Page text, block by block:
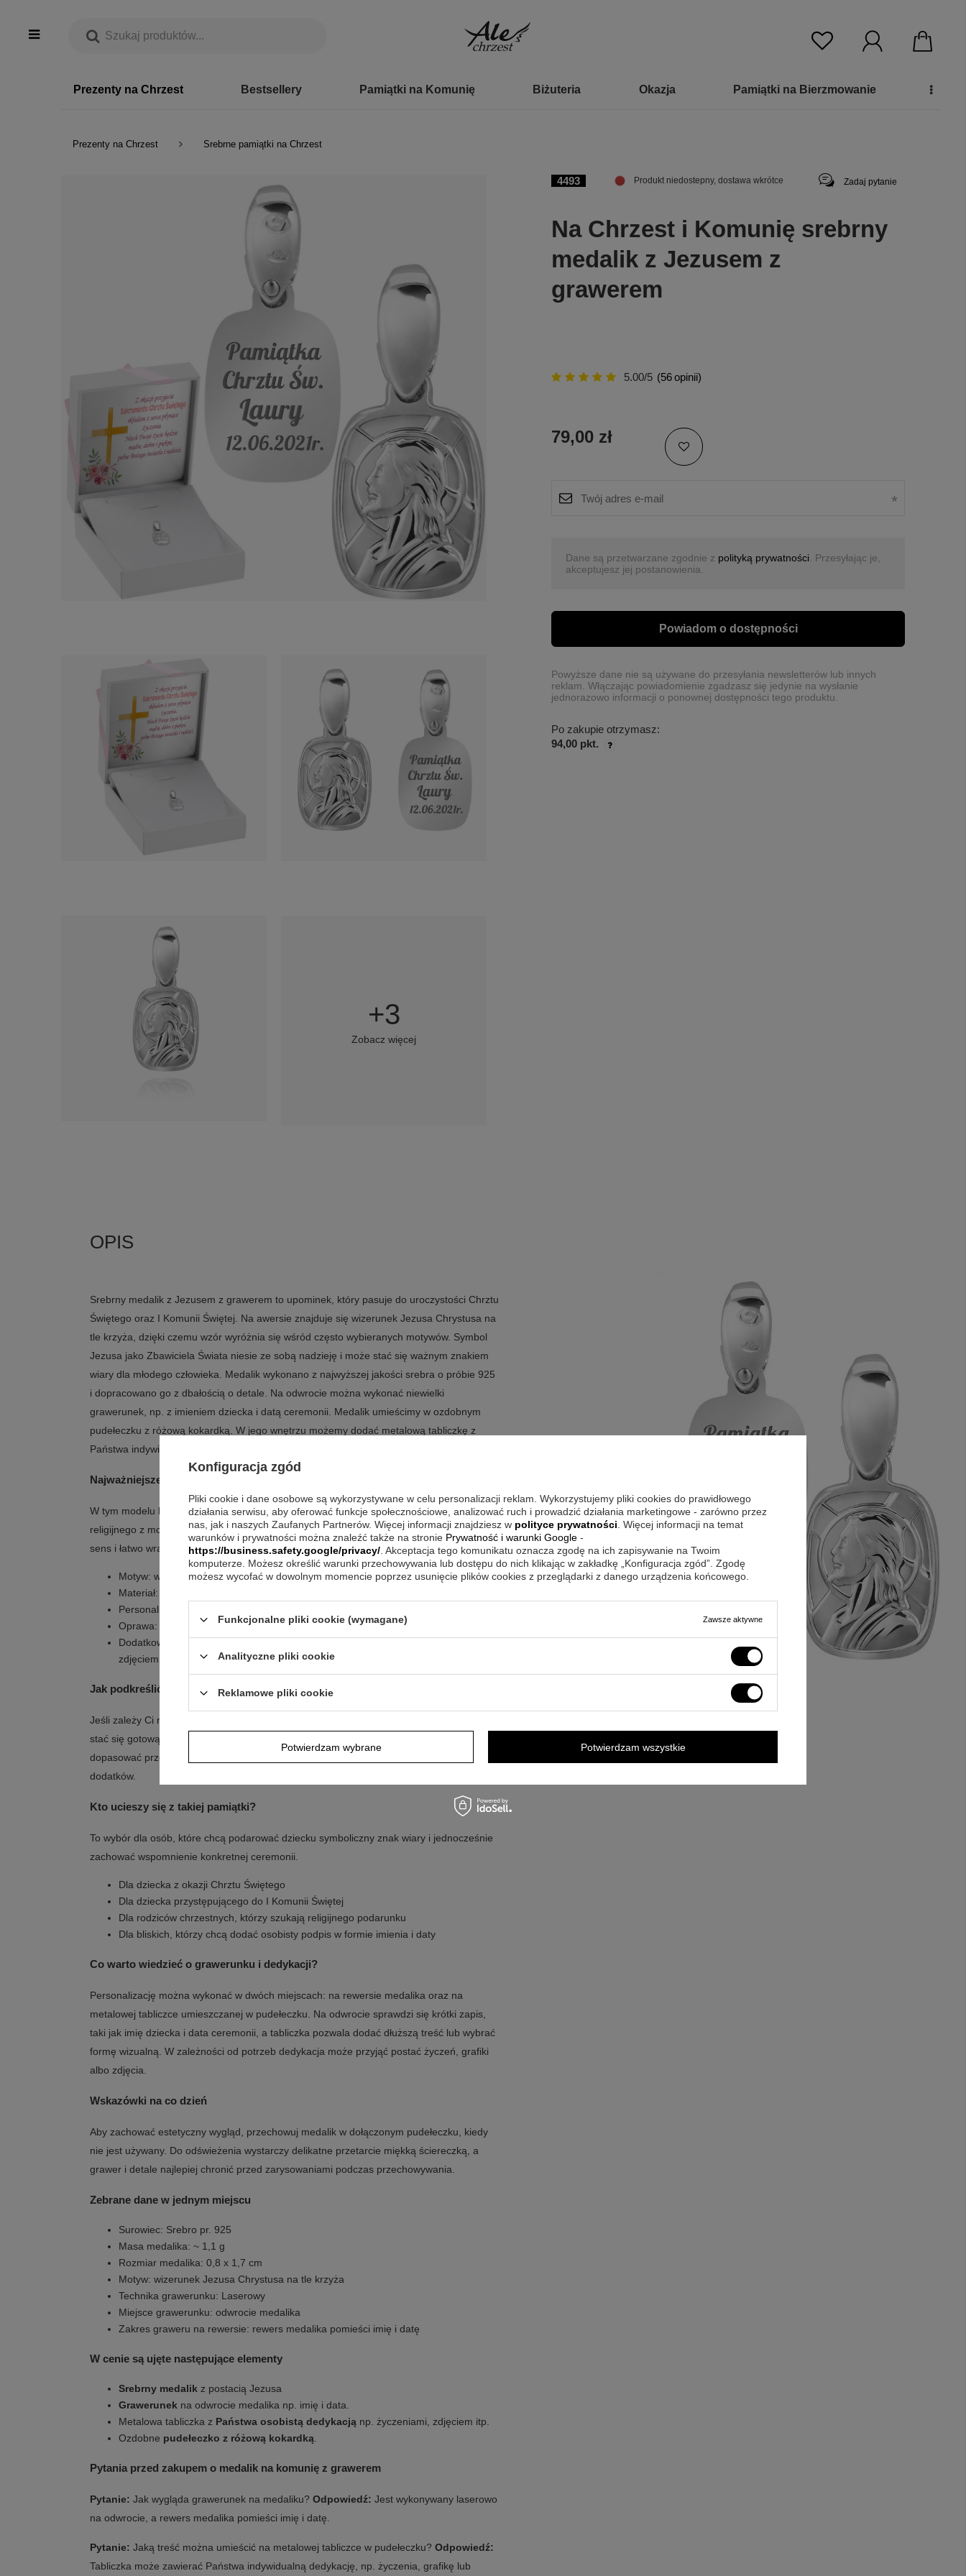
Prezenty na Chrzest Bestsellery Pamiątki na Komunię Biżuteria Okazja Pamiątki na Bierzmowanie
Prezenty na Chrzest Srebrne pamiątki na Chrzest
+3
Zobacz więcej
4493 Produkt niedostepny, dostawa wkrótce Zadaj pytanie
Na Chrzest i Komunię srebrny
medalik z Jezusem z
grawerem
5.00/5 (56opinii)
79,00 zł
Dane są przetwarzane zgodnie z polityką prywatności . Przesyłając je,
akceptujesz jej postanowienia.
Powiadom o dostępności
Powyższe dane nie są używane do przesyłania newsletterów lub innych
reklam. Włączając powiadomienie zgadzasz się jedynie na wysłanie
jednorazowo informacji o ponownej dostępności tego produktu.
Po zakupie otrzymasz:
94,00 pkt.
Srebrny medalik z Jezusem z grawerem to upominek, który pasuje do uroczystości Chrztu
Świętego oraz I Komunii Świętej. Na awersie znajduje się wizerunek Jezusa Chrystusa na
tle krzyża, dzięki czemu wzór wyróżnia się wśród często wybieranych motywów. Symbol
Jezusa jako Zbawiciela Świata niesie ze sobą nadzieję i może stać się ważnym znakiem
wiary dla młodego człowieka. Medalik wykonano z najwyższej jakości srebra o próbie 925
i dopracowano go z dbałością o detale. Na odwrocie można wykonać niewielki
grawerunek, np. z imieniem dziecka i datą ceremonii. Medalik umieścimy w ozdobnym
pudełeczku z różową kokardką. W jego wnętrzu możemy dodać metalową tabliczkę z
Państwa indywidualną dedykacją, np. życzeniami, grafiką lub zdjęciem.
Najważniejsze atuty, gdy wybierasz medalik na chrzest
W tym modelu liczy się czytelny przekaz i spójna oprawa wręczenia. Połączenie motywu
religijnego z możliwością personalizacji sprawia, że drobny przedmiot zyskuje osobisty
sens i łatwo wraca się do niego po latach.
Motyw: wizerunek Jezusa Chrystusa na tle krzyża
Materiał: najwyższej jakości srebro o próbie 925
Personalizacja: niewielki grawerunek na odwrocie z imieniem i datą ceremonii
Oprawa: ozdobne pudełeczko z różową kokardką
Dodatkowa dedykacja: metalowa tabliczka w pudełeczku z życzeniami, grafiką lub
zdjęciem
Jak podkreślić jego dekoracyjny charakter?
Jeśli zależy Ci na eleganckim wręczeniu, medalik w ozdobnym pudełeczku może od razu
stać się gotową pamiątką do zachowania. Tabliczka z dedykacją wewnątrz pozwala
dopasować przekaz do okazji, a całość prezentuje się spójnie bez potrzeby dodatkowych
dodatków.
Kto ucieszy się z takiej pamiątki?
To wybór dla osób, które chcą podarować dziecku symboliczny znak wiary i jednocześnie
zachować wspomnienie konkretnej ceremonii.
Dla dziecka z okazji Chrztu Świętego
Dla dziecka przystępującego do I Komunii Świętej
Dla rodziców chrzestnych, którzy szukają religijnego podarunku
Dla bliskich, którzy chcą dodać osobisty podpis w formie imienia i daty
Co warto wiedzieć o grawerunku i dedykacji?
Personalizację można wykonać w dwóch miejscach: na rewersie medalika oraz na
metalowej tabliczce umieszczanej w pudełeczku. Na odwrocie sprawdzi się krótki zapis,
taki jak imię dziecka i data ceremonii, a tabliczka pozwala dodać dłuższą treść lub wybrać
formę wizualną. W zależności od potrzeb dedykacja może przyjąć postać życzeń, grafiki
albo zdjęcia.
Wskazówki na co dzień
Aby zachować estetyczny wygląd, przechowuj medalik w dołączonym pudełeczku, kiedy
nie jest używany. Do odświeżenia wystarczy delikatne przetarcie miękką ściereczką, a
grawer i detale najlepiej chronić przed zarysowaniami podczas przechowywania.
Zebrane dane w jednym miejscu
Surowiec: Srebro pr. 925
Masa medalika: ~ 1,1 g
Rozmiar medalika: 0,8 x 1,7 cm
Motyw: wizerunek Jezusa Chrystusa na tle krzyża
Technika grawerunku: Laserowy
Miejsce grawerunku: odwrocie medalika
Zakres graweru na rewersie: rewers medalika pomieści imię i datę
W cenie są ujęte następujące elementy
Srebrny medalik z postacią Jezusa
Grawerunek na odwrocie medalika np. imię i data.
Metalowa tabliczka z Państwa osobistą dedykacją np. życzeniami, zdjęciem itp.
Ozdobne pudełeczko z różową kokardką
Pytania przed zakupem o medalik na komunię z grawerem
Pytanie: Jak wygląda grawerunek na medaliku? Odpowiedź: Jest wykonywany laserowo
na odwrocie, a rewers medalika pomieści imię i datę.
Pytanie: Jaką treść można umieścić na metalowej tabliczce w pudełeczku? Odpowiedź:
Tabliczka może zawierać Państwa indywidualną dedykację, np. życzenia, grafikę lub
Konfiguracja zgód
Pliki cookie i dane osobowe są wykorzystywane w celu personalizacji reklam. Wykorzystujemy pliki cookies do prawidłowego
działania serwisu, aby oferować funkcje społecznościowe, analizować ruch i prowadzić działania marketingowe - zarówno przez
nas, jak i naszych Zaufanych Partnerów. Więcej informacji znajdziesz w polityce prywatności . Więcej informacji na temat
warunków i prywatności można znaleźć także na stronie Prywatność i warunki Google -
https://business.safety.google/privacy/ . Akceptacja tego komunikatu oznacza zgodę na ich zapisywanie na Twoim
komputerze. Możesz określić warunki przechowywania lub dostępu do nich klikając w zakładkę „Konfiguracja zgód”. Zgodę
możesz wycofać w dowolnym momencie poprzez usunięcie plików cookies z przeglądarki z danego urządzenia końcowego.
Funkcjonalne pliki cookie (wymagane) Zawsze aktywne
Analityczne pliki cookie
Reklamowe pliki cookie
Potwierdzam wybrane Potwierdzam wszystkie